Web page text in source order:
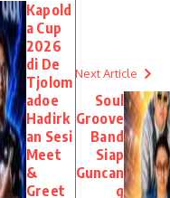
Kapold
a Cup
2026
di De
Tjolom
adoe
Hadirk
an Sesi
Meet
&
Greet
Next Article
Soul
Groove
Band
Siap
Guncan
g